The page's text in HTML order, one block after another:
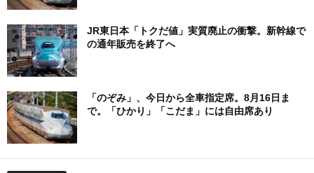
JR東日本「トクだ値」実質廃止の衝撃。新幹線で
の通年販売を終了へ
「のぞみ」、今日から全車指定席。8月16日ま
で。「ひかり」「こだま」には自由席あり